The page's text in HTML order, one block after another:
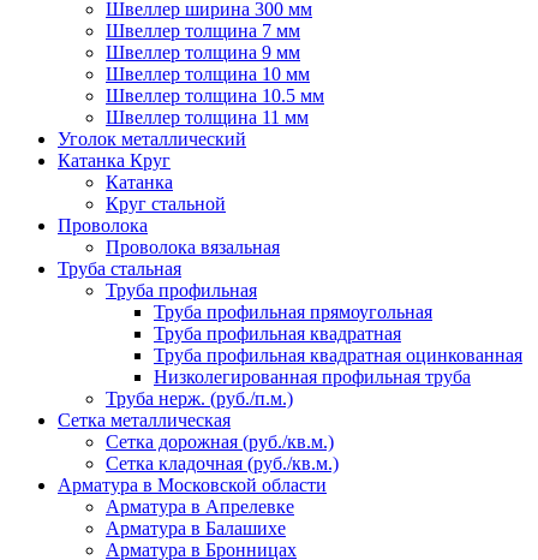
Швеллер ширина 300 мм
Швеллер толщина 7 мм
Швеллер толщина 9 мм
Швеллер толщина 10 мм
Швеллер толщина 10.5 мм
Швеллер толщина 11 мм
Уголок металлический
Катанка Круг
Катанка
Круг стальной
Проволока
Проволока вязальная
Труба стальная
Труба профильная
Труба профильная прямоугольная
Труба профильная квадратная
Труба профильная квадратная оцинкованная
Низколегированная профильная труба
Труба нерж. (руб./п.м.)
Сетка металлическая
Сетка дорожная (руб./кв.м.)
Сетка кладочная (руб./кв.м.)
Арматура в Московской области
Арматура в Апрелевке
Арматура в Балашихе
Арматура в Бронницах